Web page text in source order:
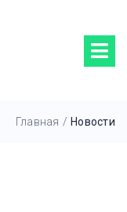
Главная / Новости